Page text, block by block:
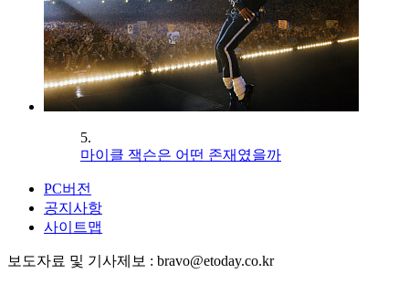
5.
마이클 잭슨은 어떤 존재였을까
PC버전
공지사항
사이트맵
보도자료 및 기사제보 : bravo@etoday.co.kr